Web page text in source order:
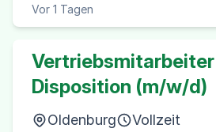
Vor 1 Tagen
Vertriebsmitarbeiter
Disposition (m/w/d)
Oldenburg
Vollzeit